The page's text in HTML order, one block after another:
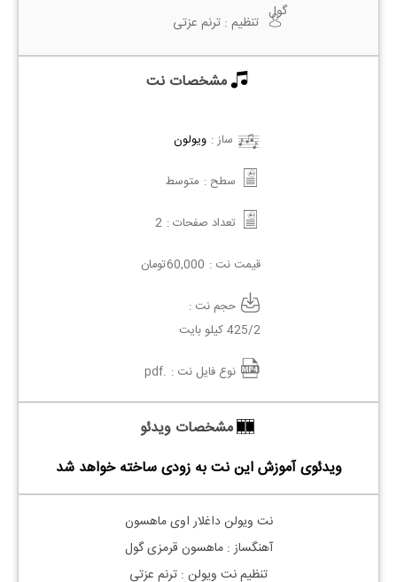
گول
تنظیم : ترنم عزتی
مشخصات نت
ساز : ویولون
سطح : متوسط
تعداد صفحات : 2
قیمت نت : 60,000تومان
حجم نت :
425/2 کیلو بایت
نوع فایل نت : .pdf
مشخصات ویدئو
ویدئوی آموزش این نت به زودی ساخته خواهد شد
نت ویولنداغلار اوی ماهسون
آهنگساز : ماهسون قرمزی گول
تنظیم نت ویولن : ترنم عزتی